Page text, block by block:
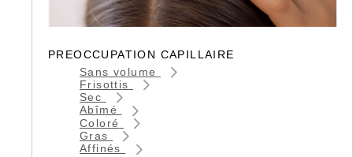
PREOCCUPATION CAPILLAIRE
Sans volume
Frisottis
Sec
Abîmé
Coloré
Gras
Affinés